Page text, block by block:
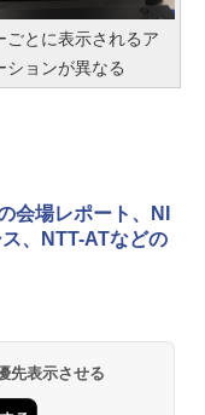
ごとに表示されるア
ションが異なる
会場レポート、NI
、NTT-ATなどの
先表示させる